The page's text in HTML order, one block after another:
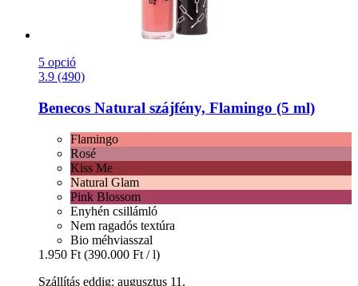
5 opció
3.9 (490)
Benecos Natural szájfény, Flamingo (5 ml)
Flamingo
Rosé
Kiss Me
Natural Glam
Pink Blossom
Enyhén csillámló
Nem ragadós textúra
Bio méhviasszal
1.950 Ft (390.000 Ft / l)
Szállítás eddig: augusztus 11.